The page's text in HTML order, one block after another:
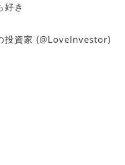
好き
資家 (@LoveInvestor)